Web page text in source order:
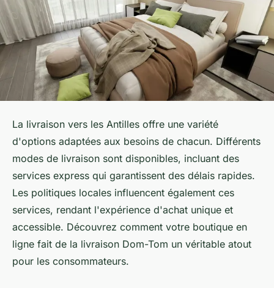
La livraison vers les Antilles offre une variété
d'options adaptées aux besoins de chacun. Différents
modes de livraison sont disponibles, incluant des
services express qui garantissent des délais rapides.
Les politiques locales influencent également ces
services, rendant l'expérience d'achat unique et
accessible. Découvrez comment votre boutique en
ligne fait de la livraison Dom-Tom un véritable atout
pour les consommateurs.